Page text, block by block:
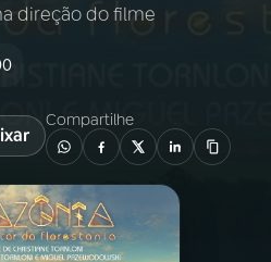
direção do filme
Compartilhe